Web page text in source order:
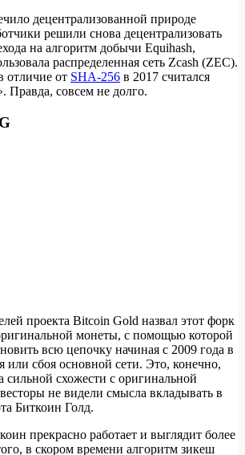
децентрализованной природе
решили снова децентрализовать
на алгоритм добычи Equihash,
распределенная сеть Zcash (ZEC).
отличие от SHA-256 в 2017 считался
Правда, совсем не долго.
проекта Bitcoin Gold назвал этот форк
монеты, с помощью которой
всю цепочку начиная с 2009 года в
или сбоя основной сети. Это, конечно,
сильной схожести с оригинальной
не видели смысла вкладывать в
Биткоин Голд.
прекрасно работает и выглядит более
в скором времени алгоритм зикеш